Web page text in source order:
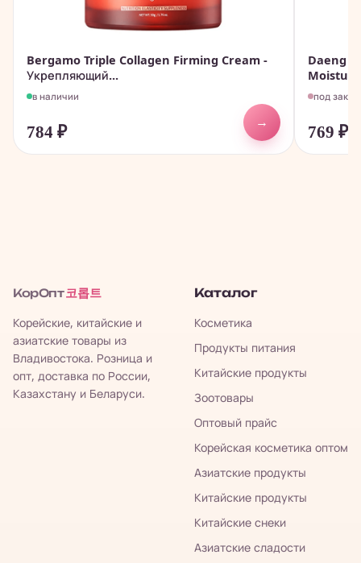
Bergamo Triple Collagen Firming Cream -
Укрепляющий...
в наличии
784 ₽
→
Daeng
под заказ
769₽
КорОпт 코롭트
Корейские, китайские и
азиатские товары из
Владивостока. Розница и
опт, доставка по России,
Казахстану и Беларуси.
Каталог
Косметика
Продукты питания
Китайские продукты
Зоотовары
Оптовый прайс
Корейская косметика оптом
Азиатские продукты
Китайские продукты
Китайские снеки
Азиатские сладости